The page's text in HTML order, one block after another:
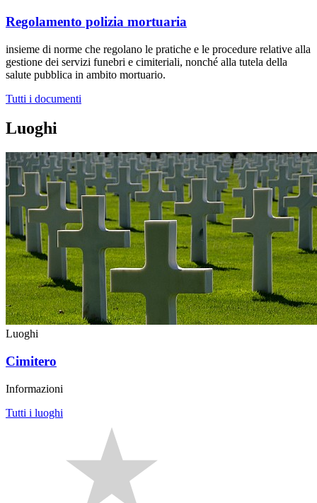
Regolamento polizia mortuaria
insieme di norme che regolano le pratiche e le procedure relative alla
gestione dei servizi funebri e cimiteriali, nonché alla tutela della
salute pubblica in ambito mortuario.
Tutti i documenti
Luoghi
Luoghi
Cimitero
Informazioni
Tutti i luoghi